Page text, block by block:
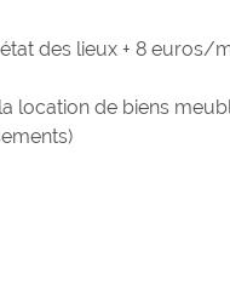
des lieux + 8 euros/
location de biens